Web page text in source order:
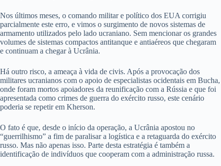
Nos últimos meses, o comando militar e político dos EUA corrigiu
parcialmente este erro, e vimos o surgimento de novos sistemas de
armamento utilizados pelo lado ucraniano. Sem mencionar os grandes
volumes de sistemas compactos antitanque e antiaéreos que chegaram
e continuam a chegar à Ucrânia.
Há outro risco, a ameaça à vida de civis. Após a provocação dos
militares ucranianos com o apoio de especialistas ocidentais em Bucha,
onde foram mortos apoiadores da reunificação com a Rússia e que foi
apresentada como crimes de guerra do exército russo, este cenário
poderia se repetir em Kherson.
O fato é que, desde o início da operação, a Ucrânia apostou no
“guerrilhismo” a fim de paralisar a logística e a retaguarda do exército
russo. Mas não apenas isso. Parte desta estratégia é também a
identificação de indivíduos que cooperam com a administração russa.